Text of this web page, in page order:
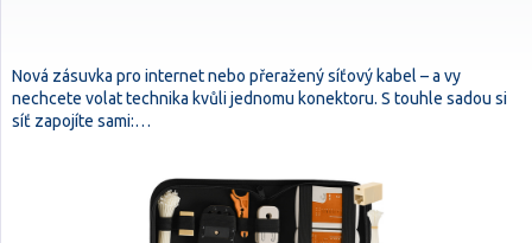
Nová zásuvka pro internet nebo přeražený síťový kabel – a vy
nechcete volat technika kvůli jednomu konektoru. S touhle sadou si
síť zapojíte sami:…